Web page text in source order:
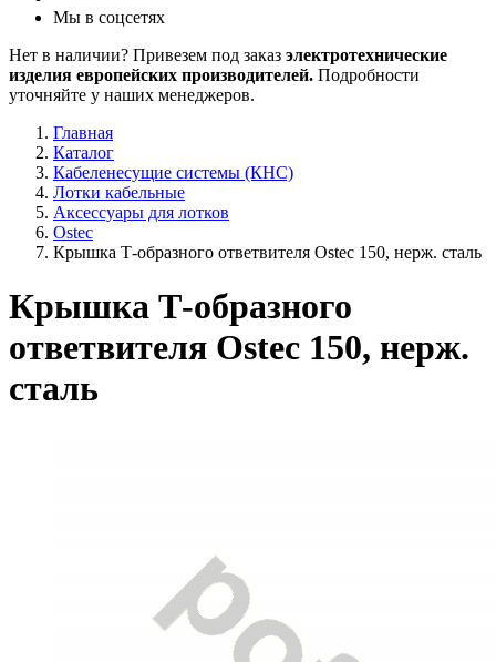
Мы в соцсетях
Нет в наличии? Привезем под заказ электротехнические
изделия европейских производителей. Подробности
уточняйте у наших менеджеров.
Главная
Каталог
Кабеленесущие системы (КНС)
Лотки кабельные
Аксессуары для лотков
Ostec
Крышка Т-образного ответвителя Ostec 150, нерж. сталь
Крышка Т-образного
ответвителя Ostec 150, нерж.
сталь